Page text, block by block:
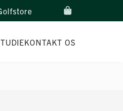
KONTAKT OS